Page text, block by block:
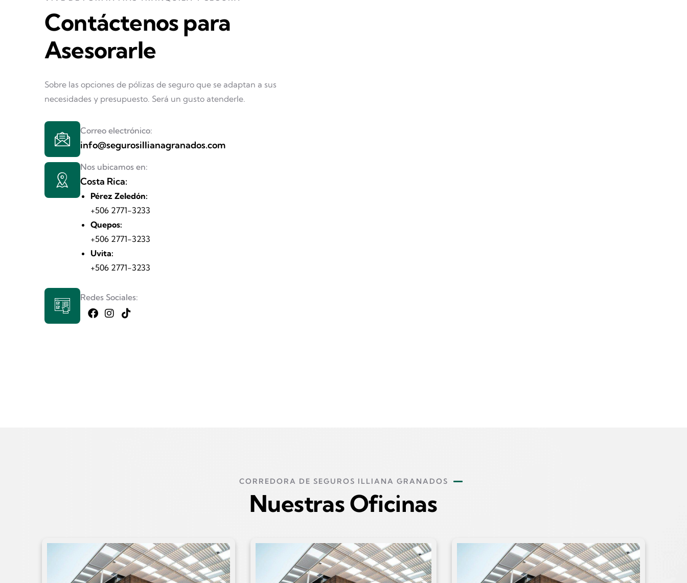
Contáctenos para
Asesorarle
Sobre las opciones de pólizas de seguro que se adaptan a sus
necesidades y presupuesto. Será un gusto atenderle.
Correo electrónico:
info@segurosillianagranados.com
Nos ubicamos en:
Costa Rica:
Pérez Zeledón:
+506 2771-3233
Quepos:
+506 2771-3233
Uvita:
+506 2771-3233
Redes Sociales:
CORREDORA DE SEGUROS ILLIANA GRANADOS
Nuestras Oficinas